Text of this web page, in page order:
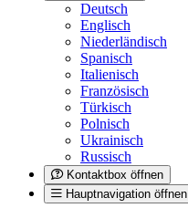
Deutsch
Englisch
Niederländisch
Spanisch
Italienisch
Französisch
Türkisch
Polnisch
Ukrainisch
Russisch
Kontaktbox öffnen
Hauptnavigation öffnen